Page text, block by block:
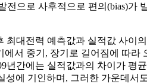
으로 사후적으로 편의(bias)가
대전력 예측값과 실적값 사이
서 중기, 장기로 길어짐에 따라
간에는 실적값과의 차이가 평
에 기인하며, 그러한 가운데서